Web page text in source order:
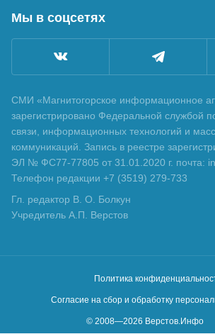
Мы в соцсетях
СМИ «Магнитогорское информационное
зарегистрировано Федеральной службой
связи, информационных технологий и
коммуникаций. Запись в реестре
ЭЛ № ФС77-77805 от 31.01.2020 г. почта:
Телефон редакции +7 (3519) 279-733
Гл. редактор В. О. Болкун
Учредитель А.П. Верстов
Политика
Согласие на сбор и обработку
© 2008—2026 Верстов.Инфо